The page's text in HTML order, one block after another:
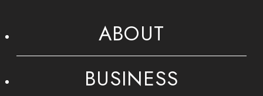
ABOUT
BUSINESS